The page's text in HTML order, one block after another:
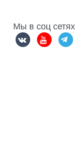
Мы в соц сетях